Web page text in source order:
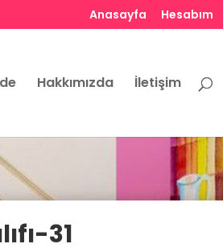
Anasayfa Hesabım
Hakkımızda İletişim
31